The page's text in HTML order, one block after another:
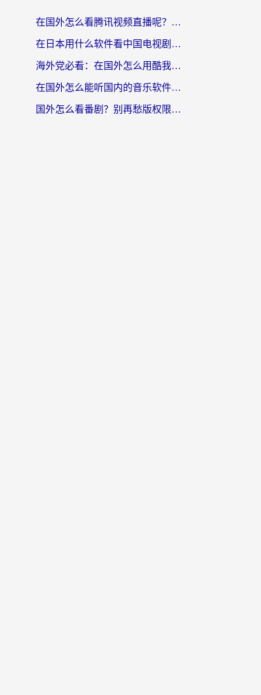
在国外怎么看腾讯视频直播呢？留学生亲测有效的回国加速指南
在日本用什么软件看中国电视剧呢？留学生亲测有效的回国加速方案
海外党必看：在国外怎么用酷我音乐听音乐？告别“地区不支持”的实用指南
在国外怎么能听国内的音乐软件？别让版权限制断了你的“中文歌单”
国外怎么看番剧？别再愁版权限制！一个工具解决所有回国追剧难题